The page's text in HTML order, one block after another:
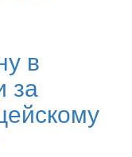
в
за